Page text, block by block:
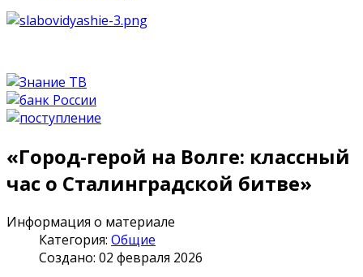
«Город-герой на Волге: классный
час о Сталинградской битве»
Информация о материале
Категория: Общие
Создано: 02 февраля 2026